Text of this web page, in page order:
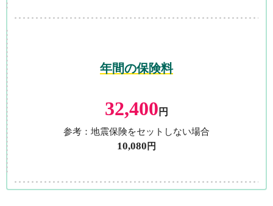
年間の保険料
32,400 円
参考：地震保険をセットしない場合
10,080 円